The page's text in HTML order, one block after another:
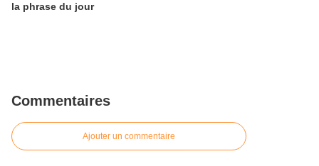
la phrase du jour
Commentaires
Ajouter un commentaire